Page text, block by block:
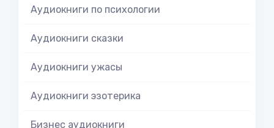
Аудиокниги по психологии
Аудиокниги сказки
Аудиокниги ужасы
Аудиокниги эзотерика
Бизнес аудиокниги